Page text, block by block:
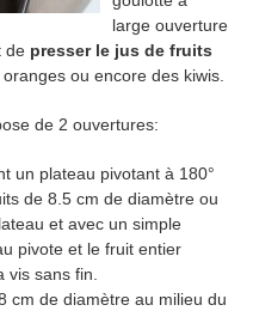
large ouverture
de presser le jus de fruits
ou encore des kiwis.
de 2 ouvertures:
un plateau pivotant à 180°
de 8.5 cm de diamètre ou
et avec un simple
pivote et le fruit entier
sans fin.
cm de diamètre au milieu du